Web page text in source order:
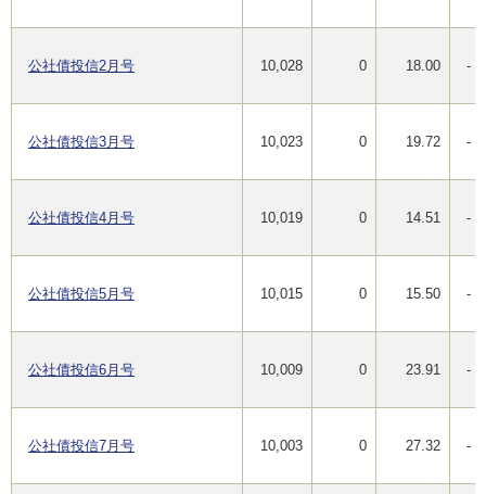
公社債投信2月号 10,028 0 18.00 -
公社債投信3月号 10,023 0 19.72 -
公社債投信4月号 10,019 0 14.51 -
公社債投信5月号 10,015 0 15.50 -
公社債投信6月号 10,009 0 23.91 -
公社債投信7月号 10,003 0 27.32 -